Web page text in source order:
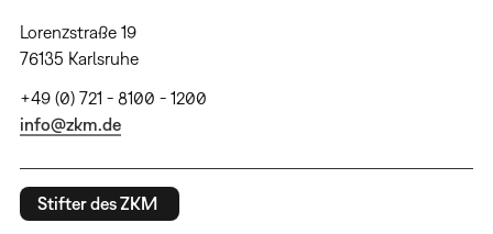
Lorenzstraße 19
76135 Karlsruhe
+49 (0) 721 - 8100 - 1200
info@zkm.de
Stifter des ZKM